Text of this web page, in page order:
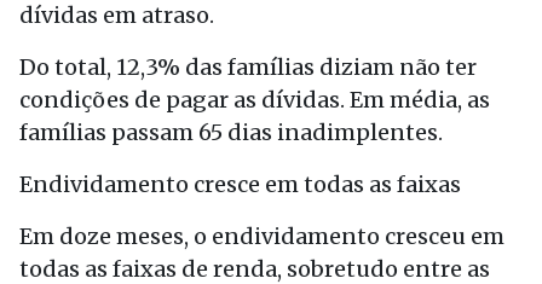
dívidas em atraso.
Do total, 12,3% das famílias diziam não ter
condições de pagar as dívidas. Em média, as
famílias passam 65 dias inadimplentes.
Endividamento cresce em todas as faixas
Em doze meses, o endividamento cresceu em
todas as faixas de renda, sobretudo entre as